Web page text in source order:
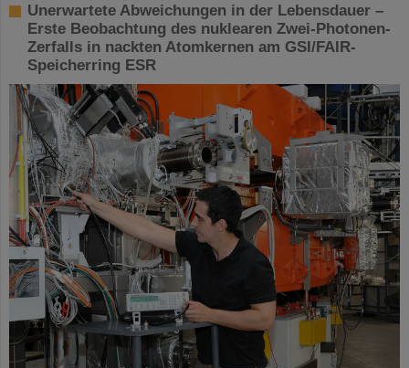
Unerwartete Abweichungen in der Lebensdauer –
Erste Beobachtung des nuklearen Zwei-Photonen-
Zerfalls in nackten Atomkernen am GSI/FAIR-
Speicherring ESR